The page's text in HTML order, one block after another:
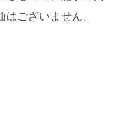
ございません。